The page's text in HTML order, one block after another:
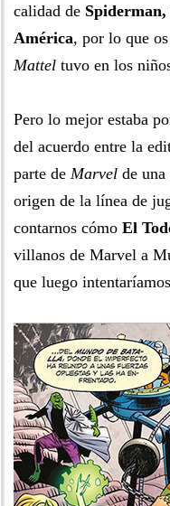
calidad de
América, por lo que
Mattel tuvo en los
Pero lo mejor estaba
del acuerdo entre la
parte de Marvel de
origen de la línea de
contarnos cómo El
villanos de Marvel a
que luego